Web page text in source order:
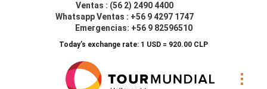
Ventas : (56 2) 2490 4400
Whatsapp Ventas : +56 9 4297 1747
Emergencias: +56 9 82596510
Today’s exchange rate: 1 USD = 920.00 CLP